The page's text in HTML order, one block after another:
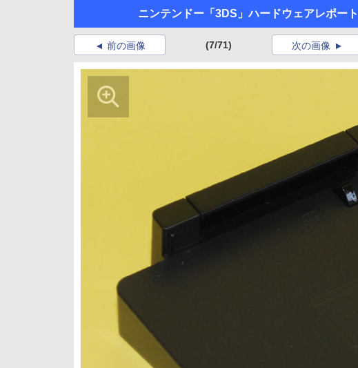
ニンテンドー「3DS」ハードウェアレポート
前の画像 (7/71) 次の画像